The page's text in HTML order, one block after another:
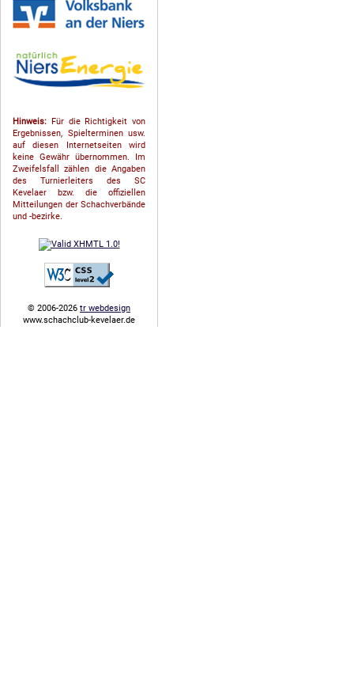
Hinweis: Für die Richtigkeit von
Ergebnissen, Spielterminen usw.
auf diesen Internetseiten wird
keine Gewähr übernommen. Im
Zweifelsfall zählen die Angaben
des Turnierleiters des SC
Kevelaer bzw. die offiziellen
Mitteilungen der Schach­ver­bände
und -bezirke.
© 2006-2026 tr webdesign
www.schachclub-kevelaer.de